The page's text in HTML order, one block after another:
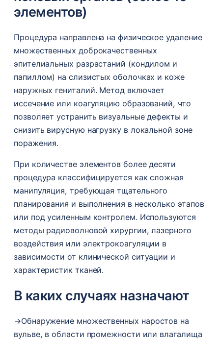
элементов)
Процедура направлена на физическое удаление
множественных доброкачественных
эпителиальных разрастаний (кондилом и
папиллом) на слизистых оболочках и коже
наружных гениталий. Метод включает
иссечение или коагуляцию образований, что
позволяет устранить визуальные дефекты и
снизить вирусную нагрузку в локальной зоне
поражения.
При количестве элементов более десяти
процедура классифицируется как сложная
манипуляция, требующая тщательного
планирования и выполнения в несколько этапов
или под усиленным контролем. Используются
методы радиоволновой хирургии, лазерного
воздействия или электрокоагуляции в
зависимости от клинической ситуации и
характеристик тканей.
В каких случаях назначают
→Обнаружение множественных наростов на
вульве, в области промежности или влагалища